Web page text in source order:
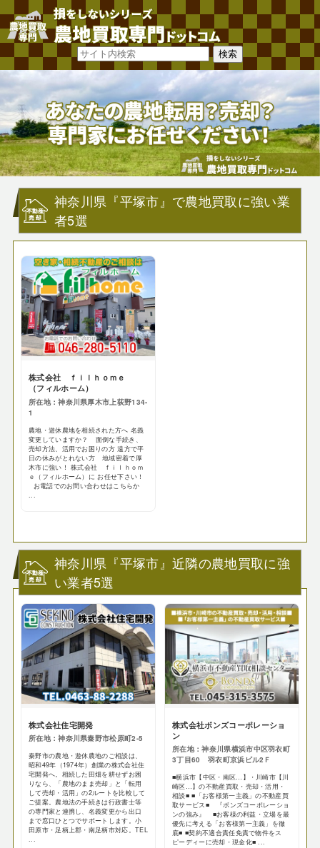
神奈川県『平塚市』で農地買取に強い業
者5選
株式会社 ｆｉｌｈｏｍｅ
（フィルホーム）
所在地：神奈川県厚木市上荻野134-
1
農地・遊休農地を相続された方へ 名義
変更していますか？ 面倒な手続き、
売却方法、活用でお困りの方 遠方で平
日の休みがとれない方 地域密着で厚
木市に強い！ 株式会社 ｆｉｌｈｏｍ
ｅ（フィルホーム）に お任せ下さい！
お電話でのお問い合わせはこちらか
...
神奈川県『平塚市』近隣の農地買取に強
い業者5選
株式会社住宅開発
所在地：神奈川県秦野市松原町2-5
秦野市の農地・遊休農地のご相談は、
昭和49年（1974年）創業の株式会社住
宅開発へ。相続した田畑を耕せずお困
りなら、「農地のまま売却」と「転用
して売却・活用」の2ルートを比較して
ご提案。農地法の手続きは行政書士等
の専門家と連携し、名義変更から出口
まで窓口ひとつでサポートします。小
田原市・足柄上郡・南足柄市対応。TEL
...
株式会社ボンズコーポレーショ
ン
所在地：神奈川県横浜市中区羽衣町
3丁目60 羽衣町京浜ビル2Ｆ
■横浜市【中区・南区…】・川崎市【川
崎区…】の不動産買取・売却・活用・
相談■ ■「お客様第一主義」の不動産買
取サービス■ 『ボンズコーポレーショ
ンの強み』 ■お客様の利益・立場を最
優先に考える「お客様第一主義」を徹
底■ ■契約不適合責任免責で物件をス
ピーディーに売却・現金化■ ...